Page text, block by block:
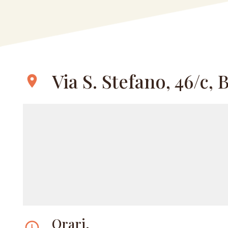
location_on Via S. Stefano, 46/c,
Orari.